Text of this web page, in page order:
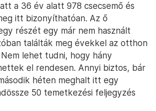
a 36 év alatt 978 csecsemő és
itt bizonyíthatóan. Az ő
részét egy már nem használt
találták meg évekkel az otthon
lehet tudni, hogy hány
el rendesen. Annyi biztos, bár
héten meghalt itt egy
50 temetkezési feljegyzés